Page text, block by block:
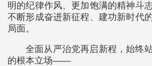
明的纪律作风、更加饱满的精神斗
不断形成奋进新征程、建功新时代
局面。
全面从严治党再启新程，始终
的根本立场——